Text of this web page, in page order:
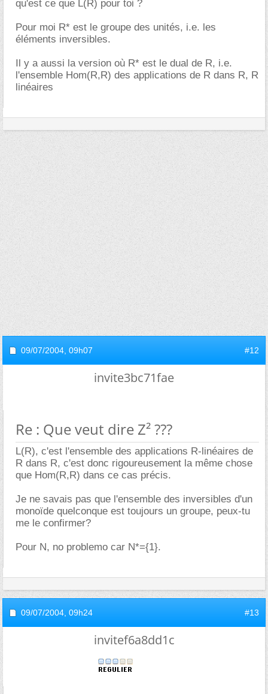
qu'est ce que L(R) pour toi ?
Pour moi R* est le groupe des unités, i.e. les
éléments inversibles.
Il y a aussi la version où R* est le dual de R, i.e.
l'ensemble Hom(R,R) des applications de R dans R, R
linéaires
09/07/2004, 09h07 #12
invite3bc71fae
Re : Que veut dire Z² ???
L(R), c'est l'ensemble des applications R-linéaires de
R dans R, c'est donc rigoureusement la même chose
que Hom(R,R) dans ce cas précis.
Je ne savais pas que l'ensemble des inversibles d'un
monoïde quelconque est toujours un groupe, peux-tu
me le confirmer?
Pour N, no problemo car N*={1}.
09/07/2004, 09h24 #13
invitef6a8dd1c